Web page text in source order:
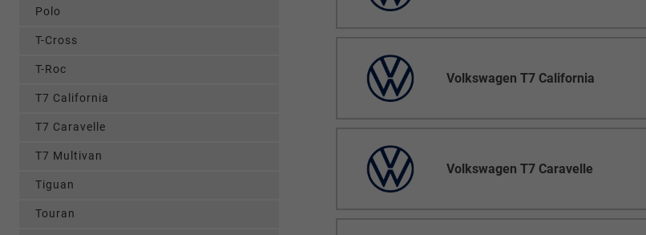
Volkswagen T7 California
Volkswagen T7 Caravelle
Polo
T-Cross
T-Roc
T7 California
T7 Caravelle
T7 Multivan
Tiguan
Touran